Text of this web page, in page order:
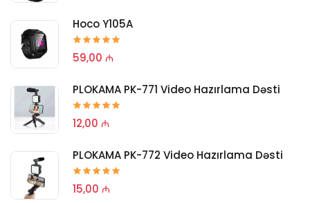
Hoco Y105A
59,00 ₼
PLOKAMA PK-771 Video Hazırlama Dəsti
12,00 ₼
PLOKAMA PK-772 Video Hazırlama Dəsti
15,00 ₼